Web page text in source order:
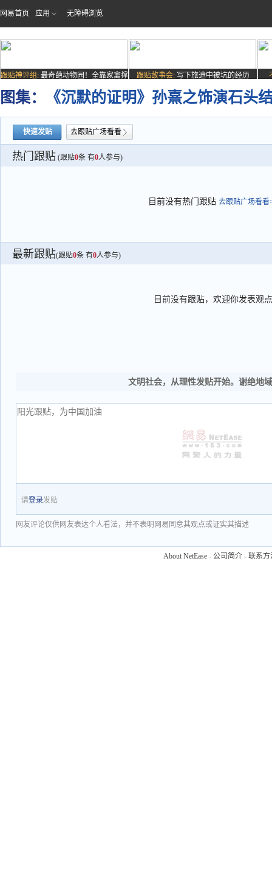
网易首页 应用 无障碍浏览
跟贴神评组: 最奇葩动物园！全靠家禽撑
场子
跟贴故事会: 写下旅途中被坑的经历
图集： 《沉默的证明》孙熹之饰演石头
快速发贴 去跟贴广场看看
热门跟贴 (跟贴0条 有0人参与)
目前没有热门跟贴 去跟贴广场看看
最新跟贴(跟贴0条 有0人参与)
目前没有跟贴，欢迎你发表观点
文明社会，从理性发贴开始。谢绝地
请登录发贴
网友评论仅供网友表达个人看法，并不表明网易同意其观点或证实其描述
About NetEase - 公司简介 - 联系方